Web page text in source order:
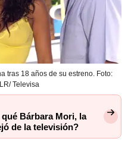
tras 18 años de su estreno. Foto:
Televisa
Bárbara Mori, la
de la televisión?